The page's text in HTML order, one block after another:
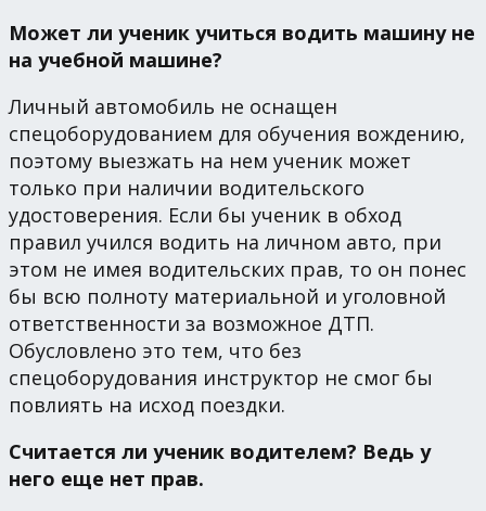
Может ли ученик учиться водить машину не
на учебной машине?
Личный автомобиль не оснащен
спецоборудованием для обучения вождению,
поэтому выезжать на нем ученик может
только при наличии водительского
удостоверения. Если бы ученик в обход
правил учился водить на личном авто, при
этом не имея водительских прав, то он понес
бы всю полноту материальной и уголовной
ответственности за возможное ДТП.
Обусловлено это тем, что без
спецоборудования инструктор не смог бы
повлиять на исход поездки.
Считается ли ученик водителем? Ведь у
него еще нет прав.